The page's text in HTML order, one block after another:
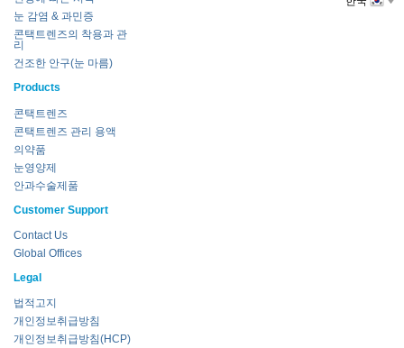
눈 감염 & 과민증
콘택트렌즈의 착용과 관
리
건조한 안구(눈 마름)
Products
콘택트렌즈
콘택트렌즈 관리 용액
의약품
눈영양제
안과수술제품
Customer Support
Contact Us
Global Offices
Legal
법적고지
개인정보취급방침
개인정보취급방침(HCP)